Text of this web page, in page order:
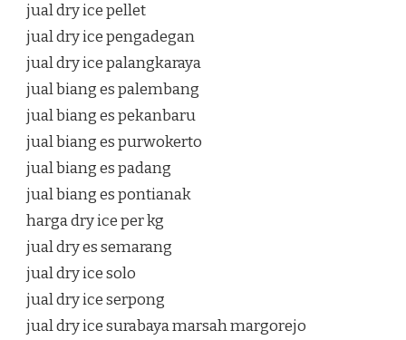
jual dry ice pellet
jual dry ice pengadegan
jual dry ice palangkaraya
jual biang es palembang
jual biang es pekanbaru
jual biang es purwokerto
jual biang es padang
jual biang es pontianak
harga dry ice per kg
jual dry es semarang
jual dry ice solo
jual dry ice serpong
jual dry ice surabaya marsah margorejo